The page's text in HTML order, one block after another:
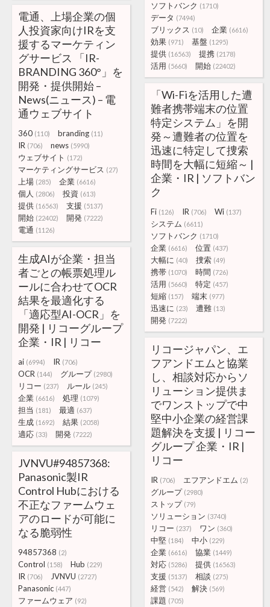
ソフトバンク (1710)
データ (7494)
ブリックス (10) 企業 (6616)
効果 (971) 基盤 (1295)
提供 (16563) 提携 (2178)
活用 (5660) 開始 (22402)
電通、上場企業の個
人投資家向けIRを支
援するマーケティン
グサービス 「IR-
BRANDING 360°」を
開発・提供開始 –
News(ニュース) – 電
通ウェブサイト
360 (110) branding (11)
IR (706) news (5990)
ウェブサイト (172)
マーケティングサービス (27)
上場 (285) 企業 (6616)
個人 (2806) 投資 (613)
提供 (16563) 支援 (5137)
開始 (22402) 開発 (7222)
電通 (1126)
「Wi-Fiを活用した遭
難者携帯端末の位置
特定システム」を開
発～遭難者の位置を
迅速に特定して捜索
時間を大幅に短縮～ |
企業・IR | ソフトバン
ク
Fi (126) IR (706) Wi (137)
システム (6611)
ソフトバンク (1710)
企業 (6616) 位置 (437)
大幅に (40) 捜索 (49)
携帯 (1070) 時間 (726)
活用 (5660) 特定 (457)
短縮 (157) 端末 (977)
迅速に (23) 遭難 (13)
開発 (7222)
生成AIが企業・担当
者ごとの帳票処理ル
ールに合わせてOCR
結果を最適化する
「適応型AI-OCR」を
開発 | リコーグループ
企業・IR | リコー
ai (6994) IR (706)
OCR (144) グループ (2980)
リコー (237) ルール (245)
企業 (6616) 処理 (1079)
担当 (181) 最適 (637)
生成 (1692) 結果 (2058)
適応 (33) 開発 (7222)
リコージャパン、エ
フアンドエムと協業
し、相談対応からソ
リューション提供ま
でワンストップで中
堅中小企業の経営課
題解決を支援 | リコー
グループ 企業・IR |
リコー
IR (706) エフアンドエム (2)
グループ (2980)
ストップ (79)
ソリューション (3740)
リコー (237) ワン (360)
中堅 (184) 中小 (229)
企業 (6616) 協業 (1449)
対応 (5286) 提供 (16563)
支援 (5137) 相談 (275)
経営 (542) 解決 (569)
課題 (705)
JVNVU#94857368:
Panasonic製IR
Control Hubにおける
不正なファームウェ
アのロードが可能に
なる脆弱性
94857368 (2)
Control (158) Hub (229)
IR (706) JVNVU (2727)
Panasonic (447)
ファームウェア (92)